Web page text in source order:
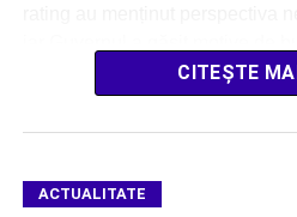
CITEȘTE
ACTUALITATE